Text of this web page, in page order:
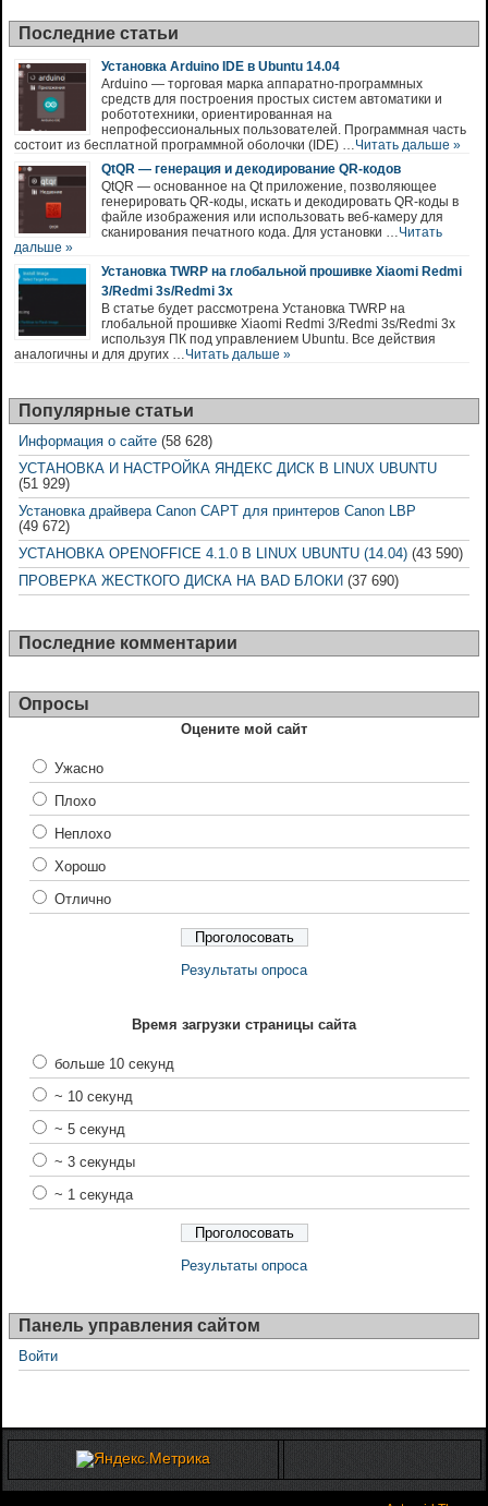
Последние статьи
Установка Arduino IDE в Ubuntu 14.04
Arduino — торговая марка аппаратно-программных
средств для построения простых систем автоматики и
робототехники, ориентированная на
непрофессиональных пользователей. Программная часть
состоит из бесплатной программной оболочки (IDE) … Читать дальше »
QtQR — генерация и декодирование QR-кодов
QtQR — основанное на Qt приложение, позволяющее
генерировать QR-коды, искать и декодировать QR-коды в
файле изображения или использовать веб-камеру для
сканирования печатного кода. Для установки … Читать
дальше »
Установка TWRP на глобальной прошивке Xiaomi Redmi
3/Redmi 3s/Redmi 3x
В статье будет рассмотрена Установка TWRP на
глобальной прошивке Xiaomi Redmi 3/Redmi 3s/Redmi 3x
используя ПК под управлением Ubuntu. Все действия
аналогичны и для других … Читать дальше »
Популярные статьи
Информация о сайте (58 628)
УСТАНОВКА И НАСТРОЙКА ЯНДЕКС ДИСК В LINUX UBUNTU
(51 929)
Установка драйвера Canon CAPT для принтеров Canon LBP
(49 672)
УСТАНОВКА OPENOFFICE 4.1.0 В LINUX UBUNTU (14.04) (43 590)
ПРОВЕРКА ЖЕСТКОГО ДИСКА НА BAD БЛОКИ (37 690)
Последние комментарии
Опросы
Оцените мой сайт
Ужасно
Плохо
Неплохо
Хорошо
Отлично
Результаты опроса
Время загрузки страницы сайта
больше 10 секунд
~ 10 секунд
~ 5 секунд
~ 3 секунды
~ 1 секунда
Результаты опроса
Панель управления сайтом
Войти